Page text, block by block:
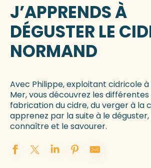
J’APPRENDS À
DÉGUSTER LE
NORMAND
Avec Philippe, exploitant cidricole
Mer, vous découvrez les
fabrication du cidre, du verger à la
apprenez par la suite à le
connaître et le savourer.